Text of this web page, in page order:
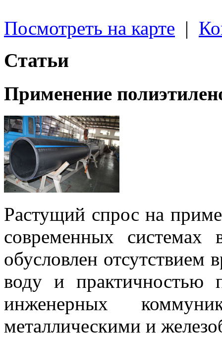
Посмотреть на карте |
Статьи
Применение
Растущий спрос на
современных системах
обусловлен отсутствием
воду и практичностью
инженерных
металлическими и